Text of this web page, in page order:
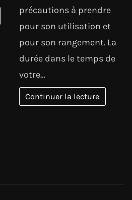
précautions à prendre
pour son utilisation et
pour son rangement. La
durée dans le temps de
votre…
Continuer la lecture